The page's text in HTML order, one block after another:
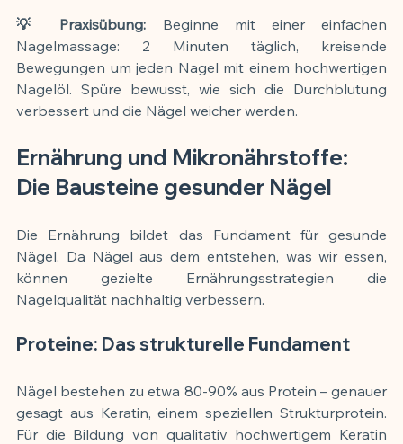
💡 Praxisübung: Beginne mit einer einfachen
Nagelmassage: 2 Minuten täglich, kreisende
Bewegungen um jeden Nagel mit einem hochwertigen
Nagelöl. Spüre bewusst, wie sich die Durchblutung
verbessert und die Nägel weicher werden.
Ernährung und Mikronährstoffe:
Die Bausteine gesunder Nägel
Die Ernährung bildet das Fundament für gesunde
Nägel. Da Nägel aus dem entstehen, was wir essen,
können gezielte Ernährungsstrategien die
Nagelqualität nachhaltig verbessern.
Proteine: Das strukturelle Fundament
Nägel bestehen zu etwa 80-90% aus Protein – genauer
gesagt aus Keratin, einem speziellen Strukturprotein.
Für die Bildung von qualitativ hochwertigem Keratin